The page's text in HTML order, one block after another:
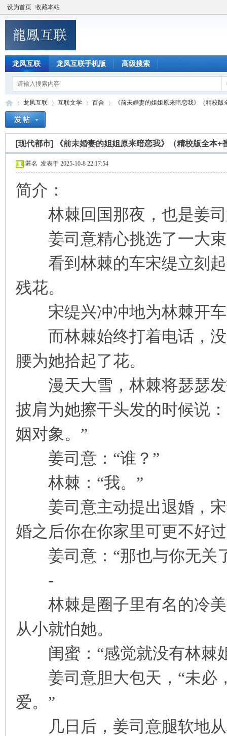
设为首页 收藏本站
龙凤互联 龙凤互联手机版 高级搜索
龙凤互联
›
互联文学
›
百合
›
《前未婚妻的姐姐原来暗恋我》（精校版
[现代都市] 《前未婚妻的姐姐原来暗恋我》（精校版全本+
匿名 发表于 2025-10-8 22:17:54
简介：
林棘回国那夜，也是姜司
姜司意精心挑选了一大束
看到林棘的车宋缇立刻起
残花。
宋缇兴冲冲地为林棘开车
而林棘始终打着电话，没
腰为她拾起了花。
漫天大雪，林棘将瑟瑟发
披肩为她擦干头发的时候说
姻对象。”
姜司意：“谁？”
林棘：“我。”
姜司意主动提出退婚，宋
婚之后你在你家里可更不好
姜司意：“那也与你无关
-
林棘是圈子里有名的冷美
从小就怕她。
闺蜜：“感觉就没有林棘
姜司意胆大包天，“未必
爱。”
几日后，姜司意腿软地从